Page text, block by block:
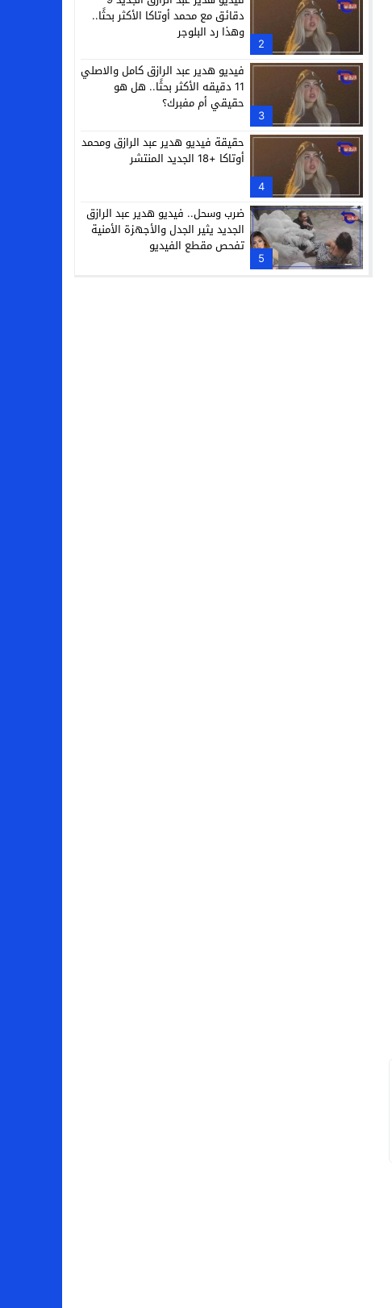
2
دقائق مع محمد أوتاكا الأكثر بحثًا..
وهذا رد البلوجر
3
فيديو هدير عبد الرازق كامل والاصلي
11 دقيقه الأكثر بحثًا.. هل هو
حقيقي أم مفبرك؟
4
حقيقة فيديو هدير عبد الرازق ومحمد
أوتاكا +18 الجديد المنتشر
5
ضرب وسحل.. فيديو هدير عبد الرازق
الجديد يثير الجدل والأجهزة الأمنية
تفحص مقطع الفيديو